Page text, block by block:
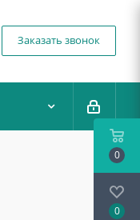
Заказать звонок
0
0